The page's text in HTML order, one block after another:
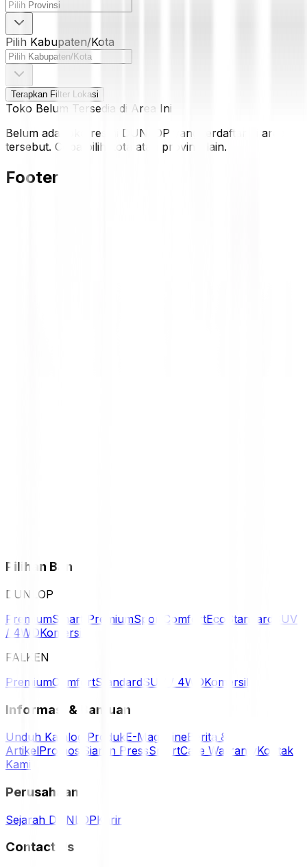
Pilih Kabupaten/Kota
Terapkan Filter Lokasi
Toko Belum Tersedia di Area Ini
Belum ada toko resmi DUNLOP yang terdaftar di area
tersebut. Coba pilih kota atau provinsi lain.
Footer
Pilihan Ban
DUNLOP
PremiumSmart PremiumSport ComfortEco Standard
SUV
/ 4WDKomersil
FALKEN
PremiumComfortStandard SUV / 4WDKomersil
Informasi & Bantuan
Unduh Katalog ProdukE-MagazineBerita &
ArtikelPromosi Siaran PressSmartCare WarrantyKontak
Kami
Perusahaan
Sejarah DUNLOPKarir
Contact Us